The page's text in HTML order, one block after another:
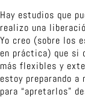
Hay estudios que
realizo una
Yo creo (sobre los
en práctica) que si
más flexibles y
estoy preparando a
para “apretarlos”